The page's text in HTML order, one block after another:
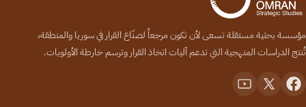
مؤسسة بحثية مستقلة تسعى لأن تكون مرجعاً لصنّاع القرار في سوريا والمنطقة،
تُنتج الدراسات المنهجية التي تدعم آليات اتخاذ القرار وترسم خارطة الأولويات.